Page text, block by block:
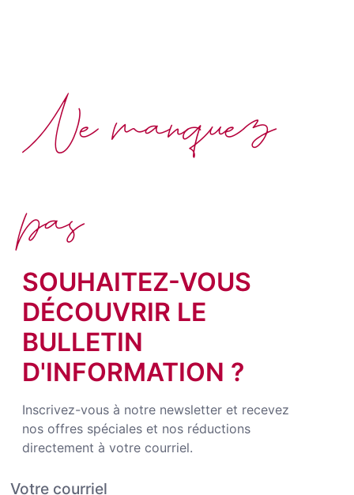
SOUHAITEZ-VOUS
DÉCOUVRIR LE
BULLETIN
D'INFORMATION ?
Inscrivez-vous à notre newsletter et recevez
nos offres spéciales et nos réductions
directement à votre courriel.
Ne manquez
pas